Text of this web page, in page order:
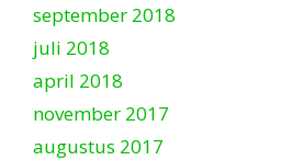
september 2018
juli 2018
april 2018
november 2017
augustus 2017